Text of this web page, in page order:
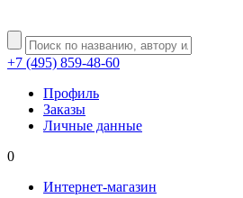
+7 (495) 859-48-60
Профиль
Заказы
Личные данные
0
Интернет-магазин